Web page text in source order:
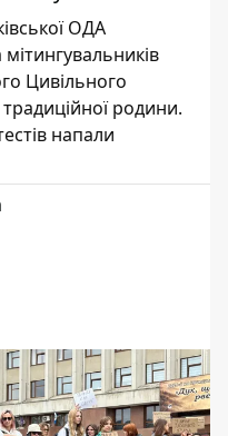
ОДА
мітингувальників
Цивільного
родини.
напали